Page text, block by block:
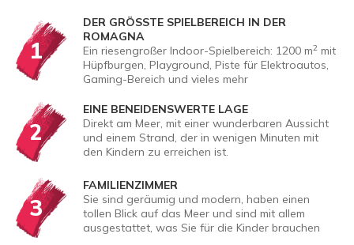
1
DER GRÖSSTE SPIELBEREICH IN DER R
OMAGNA
Ein riesengroßer Indoor-Spielbereich: 1200 m2 mit
Hüpfburgen, Playground, Piste für Elektroautos,
Gaming-Bereich und vieles mehr
2
EINE BENEIDENSWERTE LAGE
Direkt am Meer, mit einer wunderbaren Aussicht
und einem Strand, der in wenigen Minuten mit
den Kindern zu erreichen ist.
3
FAMILIENZIMMER
Sie sind geräumig und modern, haben einen
tollen Blick auf das Meer und sind mit allem
ausgestattet, was Sie für die Kinder brauchen